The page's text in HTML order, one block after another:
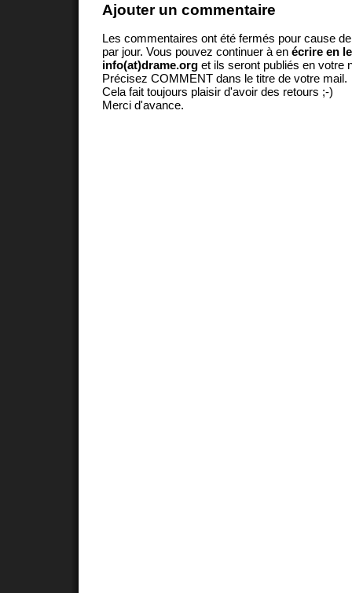
Ajouter un commentaire
Les commentaires ont été fermés pour cause
par jour. Vous pouvez continuer à en écrire en
info(at)drame.org et ils seront publiés en votre
Précisez COMMENT dans le titre de votre mail.
Cela fait toujours plaisir d'avoir des retours ;-)
Merci d'avance.